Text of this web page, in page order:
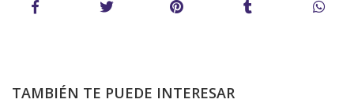
TAMBIÉN TE PUEDE INTERESAR